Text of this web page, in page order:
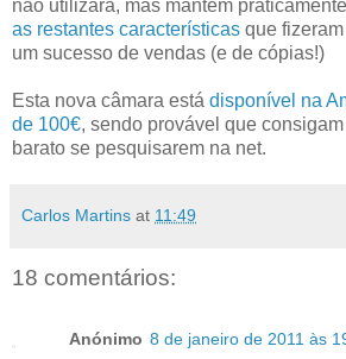
não utilizará, mas mantém
as restantes características que
um sucesso de vendas (e de cópias!)
Esta nova câmara está disponível na
de 100€, sendo provável que
barato se pesquisarem na net.
Carlos Martins at 11:49
18 comentários:
Anónimo 8 de janeiro de 2011 às